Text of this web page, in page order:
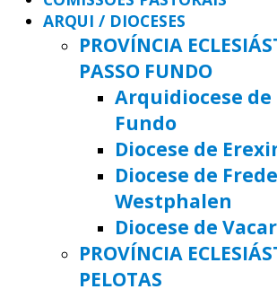
ARQUI / DIOCESES
PROVÍNCIA
PASSO FUNDO
Arquidiocese de
Fundo
Diocese de
Diocese de
Westphalen
Diocese de
PROVÍNCIA
PELOTAS